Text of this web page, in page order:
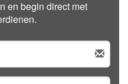
en begin direct met